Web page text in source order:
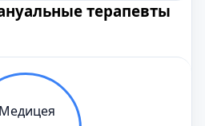
терапевты